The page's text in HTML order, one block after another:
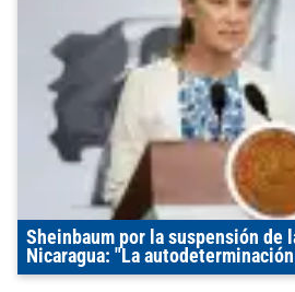
Sheinbaum por la suspensión de
Nicaragua: "La